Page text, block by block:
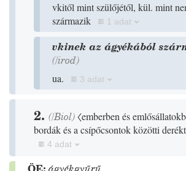
vkitől mint szülőjétől, kül. mint
származik
1 adat
vkinek az ágyékából
(/irod)
ua. 3 adat
2. (/Biol)〈emberben és
bordák és a csípőcsontok közötti
4 adat